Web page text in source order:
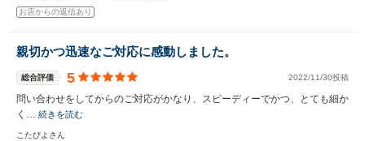
お店からの返信あり
親切かつ迅速なご対応に感動しました。
総合評価 5 2022/11/30投稿
問い合わせをしてからのご対応がかなり、スピーディーでかつ、とても細か
く… 続きを読む
こたぴよさん